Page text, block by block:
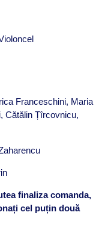
Franceschini, Maria
Cătălin Țîrcovnicu,
finaliza comanda,
cel puțin două